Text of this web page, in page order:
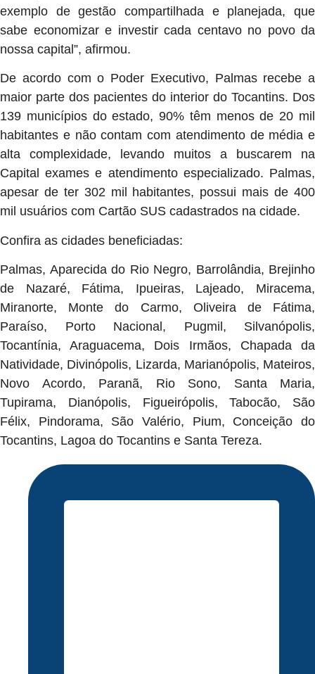
exemplo de gestão compartilhada e planejada, que
sabe economizar e investir cada centavo no povo da
nossa capital”, afirmou.
De acordo com o Poder Executivo, Palmas recebe a
maior parte dos pacientes do interior do Tocantins. Dos
139 municípios do estado, 90% têm menos de 20 mil
habitantes e não contam com atendimento de média e
alta complexidade, levando muitos a buscarem na
Capital exames e atendimento especializado. Palmas,
apesar de ter 302 mil habitantes, possui mais de 400
mil usuários com Cartão SUS cadastrados na cidade.
Confira as cidades beneficiadas:
Palmas, Aparecida do Rio Negro, Barrolândia, Brejinho
de Nazaré, Fátima, Ipueiras, Lajeado, Miracema,
Miranorte, Monte do Carmo, Oliveira de Fátima,
Paraíso, Porto Nacional, Pugmil, Silvanópolis,
Tocantínia, Araguacema, Dois Irmãos, Chapada da
Natividade, Divinópolis, Lizarda, Marianópolis, Mateiros,
Novo Acordo, Paranã, Rio Sono, Santa Maria,
Tupirama, Dianópolis, Figueirópolis, Tabocão, São
Félix, Pindorama, São Valério, Pium, Conceição do
Tocantins, Lagoa do Tocantins e Santa Tereza.